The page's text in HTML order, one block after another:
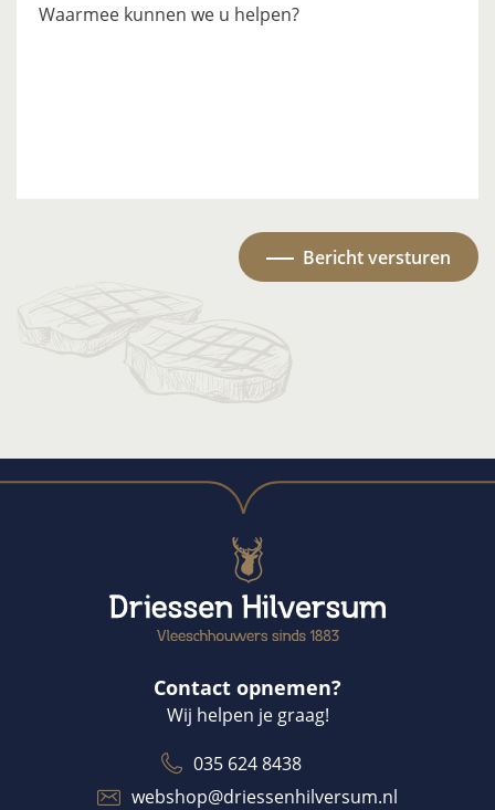
Waarmee kunnen we u helpen?
Bericht versturen
Contact opnemen?
Wij helpen je graag!
035 624 8438
webshop@driessenhilversum.nl